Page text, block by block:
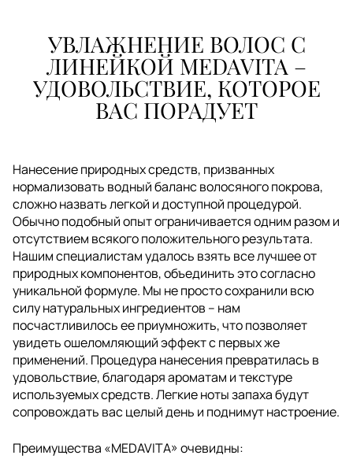
УВЛАЖНЕНИЕ ВОЛОС С
ЛИНЕЙКОЙ MEDAVITA –
УДОВОЛЬСТВИЕ, КОТОРОЕ
ВАС ПОРАДУЕТ
Нанесение природных средств, призванных
нормализовать водный баланс волосяного покрова,
сложно назвать легкой и доступной процедурой.
Обычно подобный опыт ограничивается одним разом и
отсутствием всякого положительного результата.
Нашим специалистам удалось взять все лучшее от
природных компонентов, объединить это согласно
уникальной формуле. Мы не просто сохранили всю
силу натуральных ингредиентов – нам
посчастливилось ее приумножить, что позволяет
увидеть ошеломляющий эффект с первых же
применений. Процедура нанесения превратилась в
удовольствие, благодаря ароматам и текстуре
используемых средств. Легкие ноты запаха будут
сопровождать вас целый день и поднимут настроение.
Преимущества «MEDAVITA» очевидны: